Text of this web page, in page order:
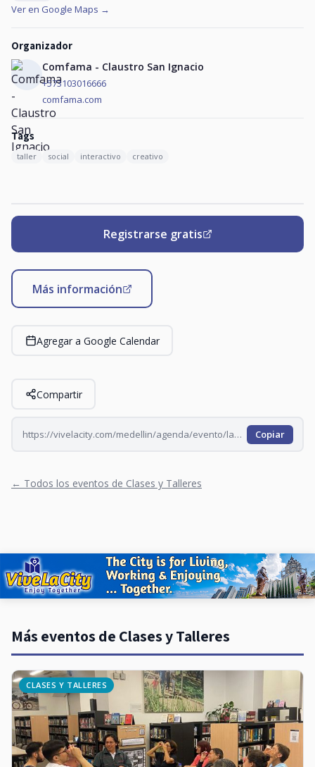
Ver en Google Maps →
Organizador
Comfama - Claustro San Ignacio
+573103016666
comfama.com
Tags
taller social interactivo creativo
Registrarse gratis
Más información
Agregar a Google Calendar
Compartir
https://vivelacity.com/medellin/agenda/evento/laboratorio-cuerpos-que-hablan-2026-07-29 Copiar
← Todos los eventos de Clases y Talleres
Más eventos de Clases y Talleres
CLASES Y TALLERES